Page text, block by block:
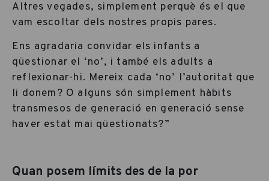
Altres vegades, simplement perquè és el que
vam escoltar dels nostres propis pares.
Ens agradaria convidar els infants a
qüestionar el ‘no’, i també els adults a
reflexionar-hi. Mereix cada ‘no’ l’autoritat que
li donem? O alguns són simplement hàbits
transmesos de generació en generació sense
haver estat mai qüestionats?”
Quan posem límits des de la por